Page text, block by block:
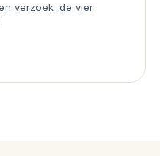
verzoek: de vier